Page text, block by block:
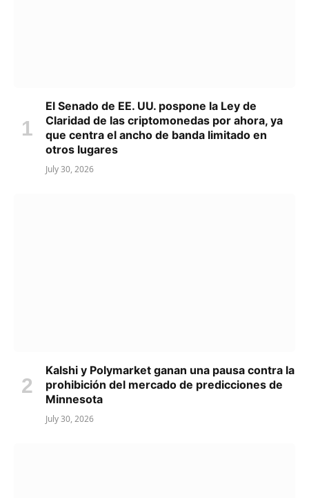
El Senado de EE. UU. pospone la Ley de
Claridad de las criptomonedas por ahora, ya
que centra el ancho de banda limitado en
otros lugares
July 30, 2026
Kalshi y Polymarket ganan una pausa contra la
prohibición del mercado de predicciones de
Minnesota
July 30, 2026